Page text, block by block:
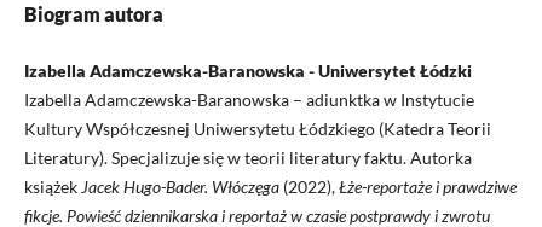
Biogram autora
Izabella Adamczewska-Baranowska - Uniwersytet Łódzki
Izabella Adamczewska-Baranowska – adiunktka w Instytucie
Kultury Współczesnej Uniwersytetu Łódzkiego (Katedra Teorii
Literatury). Specjalizuje się w teorii literatury faktu. Autorka
książek Jacek Hugo-Bader. Włóczęga(2022),Łże-reportaże i prawdziwe
fikcje. Powieść dziennikarska i reportaż w czasie postprawdy i zwrotu